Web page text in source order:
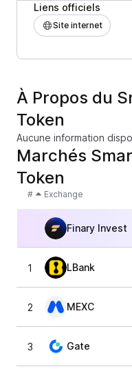
Liens officiels
Site internet
À Propos du
Token
Aucune information
Marchés
Token
# Exchange
Finary Invest
1 LBank
2 MEXC
3 Gate